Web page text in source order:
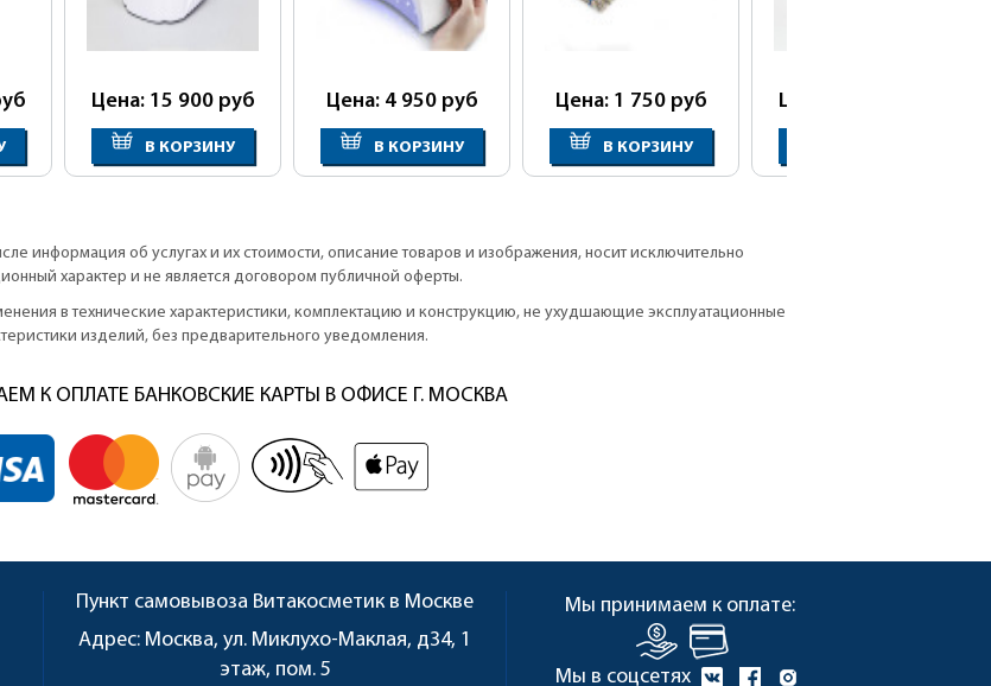
Цена: 15 900 руб
В КОРЗИНУ
Цена: 4 950 руб
В КОРЗИНУ
Цена: 1 750 руб
В КОРЗИНУ
Цена: 20 800
информация об услугах и их стоимости, описание товаров и изображения, носит исключительно
характер и не является договором публичной оферты.
в технические характеристики, комплектацию и конструкцию, не ухудшающие эксплуатационные
изделий, без предварительного уведомления.
К ОПЛАТЕ БАНКОВСКИЕ КАРТЫ В ОФИСЕ Г. МОСКВА
Пункт самовывоза Витакосметик в Москве
Адрес: Москва, ул. Миклухо-Маклая, д34, 1
этаж, пом. 5
Мы принимаем к оплате:
Мы в соцсетях